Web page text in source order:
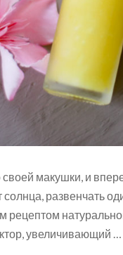
макушки, и
солнца, развенчать
рецептом
увеличивающий …